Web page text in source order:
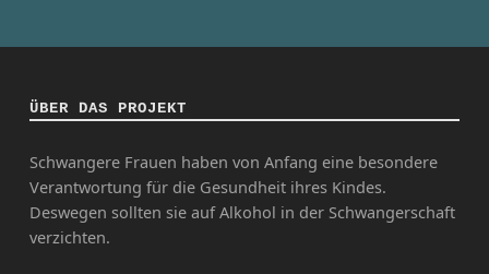
ÜBER DAS PROJEKT
Schwangere Frauen haben von Anfang eine besondere
Verantwortung für die Gesundheit ihres Kindes.
Deswegen sollten sie auf Alkohol in der Schwangerschaft
verzichten.